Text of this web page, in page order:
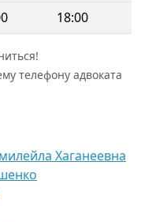
18:00
телефону адвоката
Хаганеевна